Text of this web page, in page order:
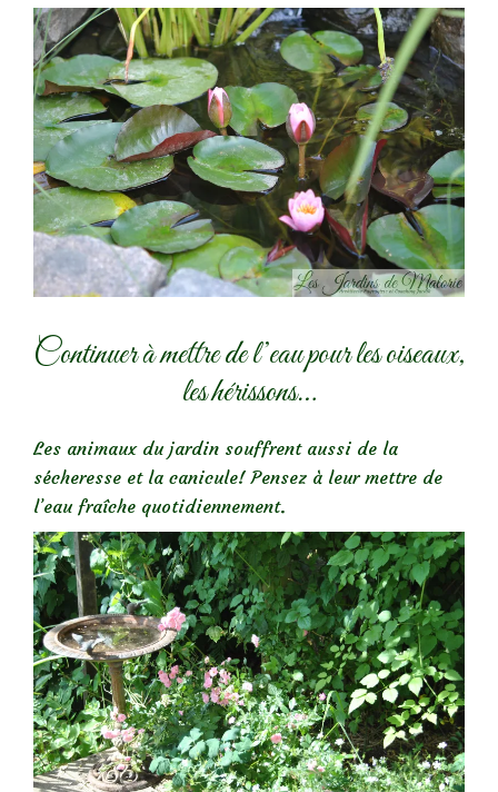
Continuer à mettre de l’eau pour les oiseaux,
les hérissons…
Les animaux du jardin souffrent aussi de la
sécheresse et la canicule! Pensez à leur mettre de
l’eau fraîche quotidiennement.